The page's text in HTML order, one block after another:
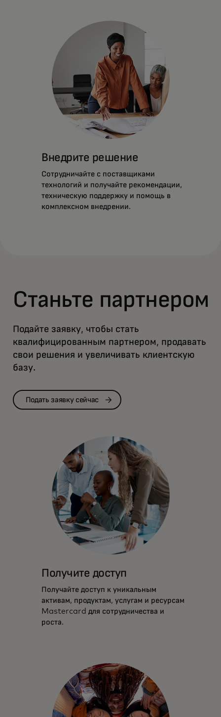
Внедрите решение
Сотрудничайте с поставщиками
технологий и получайте рекомендации,
техническую поддержку и помощь в
комплексном внедрении.
Станьте партнером
Подайте заявку, чтобы стать
квалифицированным партнером, продавать
свои решения и увеличивать клиентскую
базу.
Подать заявку сейчас
Получите доступ
Получайте доступ к уникальным
активам, продуктам, услугам и ресурсам
Mastercard для сотрудничества и
роста.